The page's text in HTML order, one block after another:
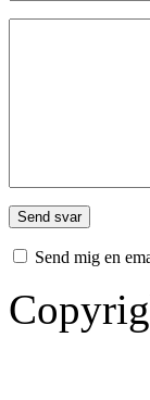
Send mig en